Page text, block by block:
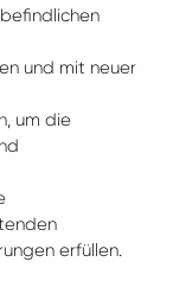
und mit neuer
um die
erfüllen.